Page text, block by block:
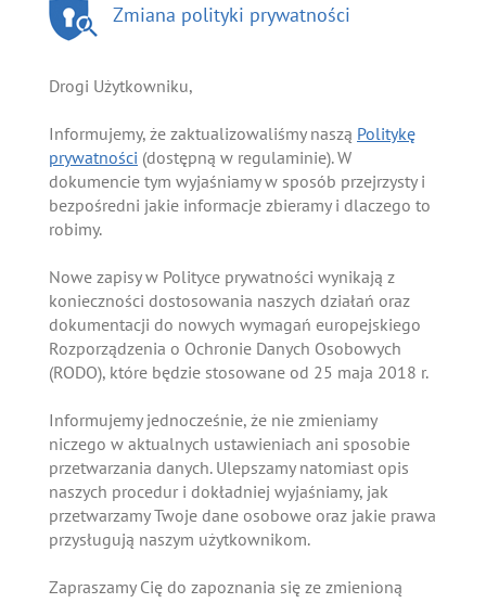
Zmiana polityki prywatności
Drogi Użytkowniku,
Informujemy, że zaktualizowaliśmy naszą Politykę
prywatności (dostępną w regulaminie). W
dokumencie tym wyjaśniamy w sposób przejrzysty i
bezpośredni jakie informacje zbieramy i dlaczego to
robimy.
Nowe zapisy w Polityce prywatności wynikają z
konieczności dostosowania naszych działań oraz
dokumentacji do nowych wymagań europejskiego
Rozporządzenia o Ochronie Danych Osobowych
(RODO), które będzie stosowane od 25 maja 2018 r.
Informujemy jednocześnie, że nie zmieniamy
niczego w aktualnych ustawieniach ani sposobie
przetwarzania danych. Ulepszamy natomiast opis
naszych procedur i dokładniej wyjaśniamy, jak
przetwarzamy Twoje dane osobowe oraz jakie prawa
przysługują naszym użytkownikom.
Zapraszamy Cię do zapoznania się ze zmienioną